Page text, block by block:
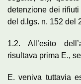
detenzione dei rifiuti
del d.lgs. n. 152 del
1.2. All’esito
risultava prima E.,
E. veniva tuttavia